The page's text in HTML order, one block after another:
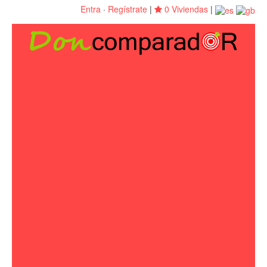
Entra · Regístrate | 0 Viviendas |